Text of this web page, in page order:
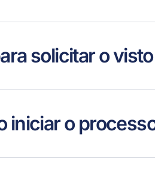
solicitar o
iniciar o